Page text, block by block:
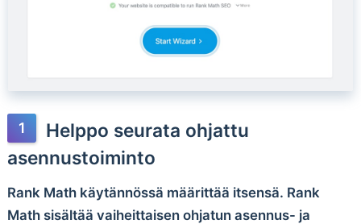
Helppo seurata ohjattu
asennustoiminto
Rank Math käytännössä määrittää itsensä. Rank
Math sisältää vaiheittaisen ohjatun asennus- ja